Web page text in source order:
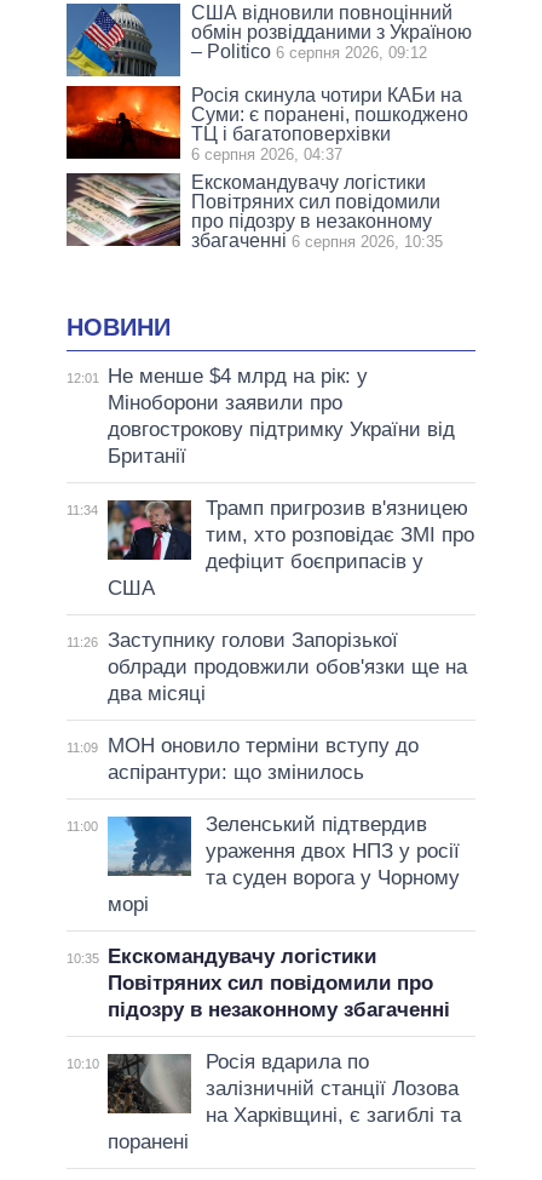
США відновили повноцінний
обмін розвідданими з Україною
– Politico 6 серпня 2026, 09:12
Росія скинула чотири КАБи на
Суми: є поранені, пошкоджено
ТЦ і багатоповерхівки
6 серпня 2026, 04:37
Екскомандувачу логістики
Повітряних сил повідомили
про підозру в незаконному
збагаченні 6 серпня 2026, 10:35
НОВИНИ
12:01
Не менше $4 млрд на рік: у
Міноборони заявили про
довгострокову підтримку України від
Британії
11:34
Трамп пригрозив в'язницею
тим, хто розповідає ЗМІ про
дефіцит боєприпасів у
США
11:26
Заступнику голови Запорізької
облради продовжили обов'язки ще на
два місяці
11:09
МОН оновило терміни вступу до
аспірантури: що змінилось
11:00
Зеленський підтвердив
ураження двох НПЗ у росії
та суден ворога у Чорному
морі
10:35
Екскомандувачу логістики
Повітряних сил повідомили про
підозру в незаконному збагаченні
10:10
Росія вдарила по
залізничній станції Лозова
на Харківщині, є загиблі та
поранені